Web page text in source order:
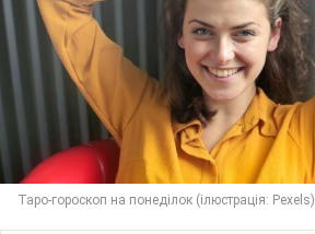
Таро-гороскоп на понеділок (ілюстрація: Pexels)